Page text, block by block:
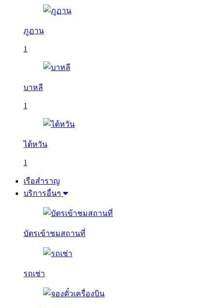
ภูฏาน
1
บาหลี
1
ไต้หวัน
1
เรือสำราญ
บริการอื่นๆ
บัตรเข้าชมสถานที่
รถเช่า